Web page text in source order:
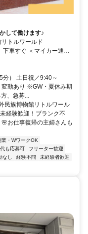
して働けます♪
トルワールド
下車すぐ ＜マイカー通勤
） 土日祝／9:40～
動あり ※GW・夏休み期
、急募...
民族博物館リトルワール
経験歓迎！ブランク不
お仕事復帰の主婦さんも
業・WワークOK
も応募可
フリーター歓迎
なし 経験不問
未経験者歓迎